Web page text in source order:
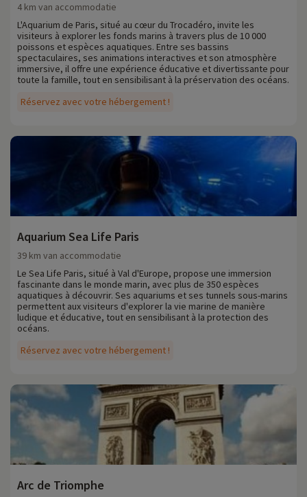
Réservez avec votre hébergement !
4 km van accommodatie
L'Aquarium de Paris, situé au cœur du Trocadéro, invite les
visiteurs à explorer les fonds marins à travers plus de 10 000
poissons et espèces aquatiques. Entre ses bassins
spectaculaires, ses animations interactives et son atmosphère
immersive, il offre une expérience éducative et divertissante pour
toute la famille, tout en sensibilisant à la préservation des océans.
Aquarium Sea Life Paris
Réservez avec votre hébergement !
39 km van accommodatie
Le Sea Life Paris, situé à Val d'Europe, propose une immersion
fascinante dans le monde marin, avec plus de 350 espèces
aquatiques à découvrir. Ses aquariums et ses tunnels sous-marins
permettent aux visiteurs d'explorer la vie marine de manière
ludique et éducative, tout en sensibilisant à la protection des
océans.
Arc de Triomphe